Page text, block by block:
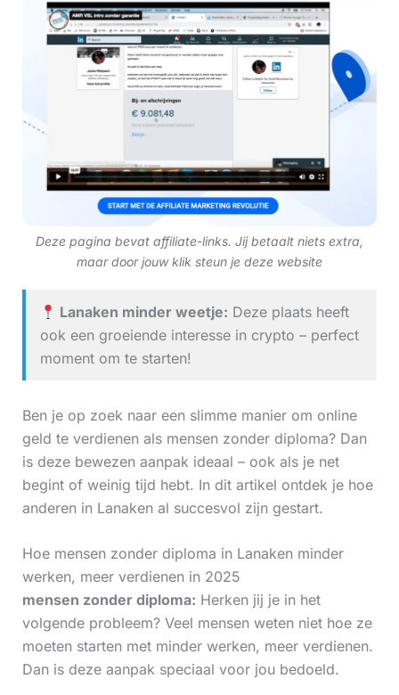
Deze pagina bevat affiliate-links. Jij betaalt niets extra,
maar door jouw klik steun je deze website
Lanaken minder weetje: Deze plaats heeft
ook een groeiende interesse in crypto – perfect
moment om te starten!
Ben je op zoek naar een slimme manier om online
geld te verdienen als mensen zonder diploma? Dan
is deze bewezen aanpak ideaal – ook als je net
begint of weinig tijd hebt. In dit artikel ontdek je hoe
anderen in Lanaken al succesvol zijn gestart.
Hoe mensen zonder diploma in Lanaken minder
werken, meer verdienen in 2025
mensen zonder diploma: Herken jij je in het
volgende probleem? Veel mensen weten niet hoe ze
moeten starten met minder werken, meer verdienen.
Dan is deze aanpak speciaal voor jou bedoeld.